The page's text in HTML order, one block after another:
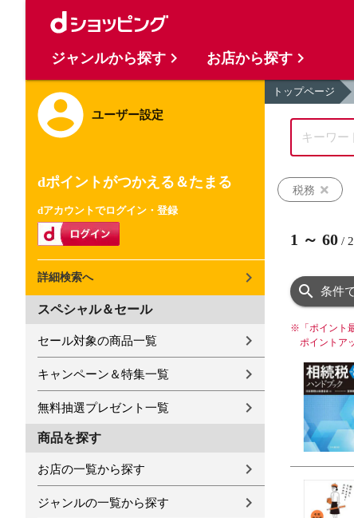
ユーザー設定
dポイントがつかえる＆たまる
dアカウントでログイン・登録
詳細検索へ
スペシャル＆セール
セール対象の商品一覧
キャンペーン＆特集一覧
無料抽選プレゼント一覧
商品を探す
お店の一覧から探す
ジャンルの一覧から探す
トップページ
税務
1 ～ 60 /
条件
※ 「ポイン
ポイントア
ジャンルから探す お店から探す